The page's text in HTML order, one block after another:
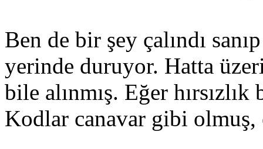
Ben de bir şey çalındı
yerinde duruyor. Hatta
bile alınmış. Eğer
Kodlar canavar gibi olmuş,